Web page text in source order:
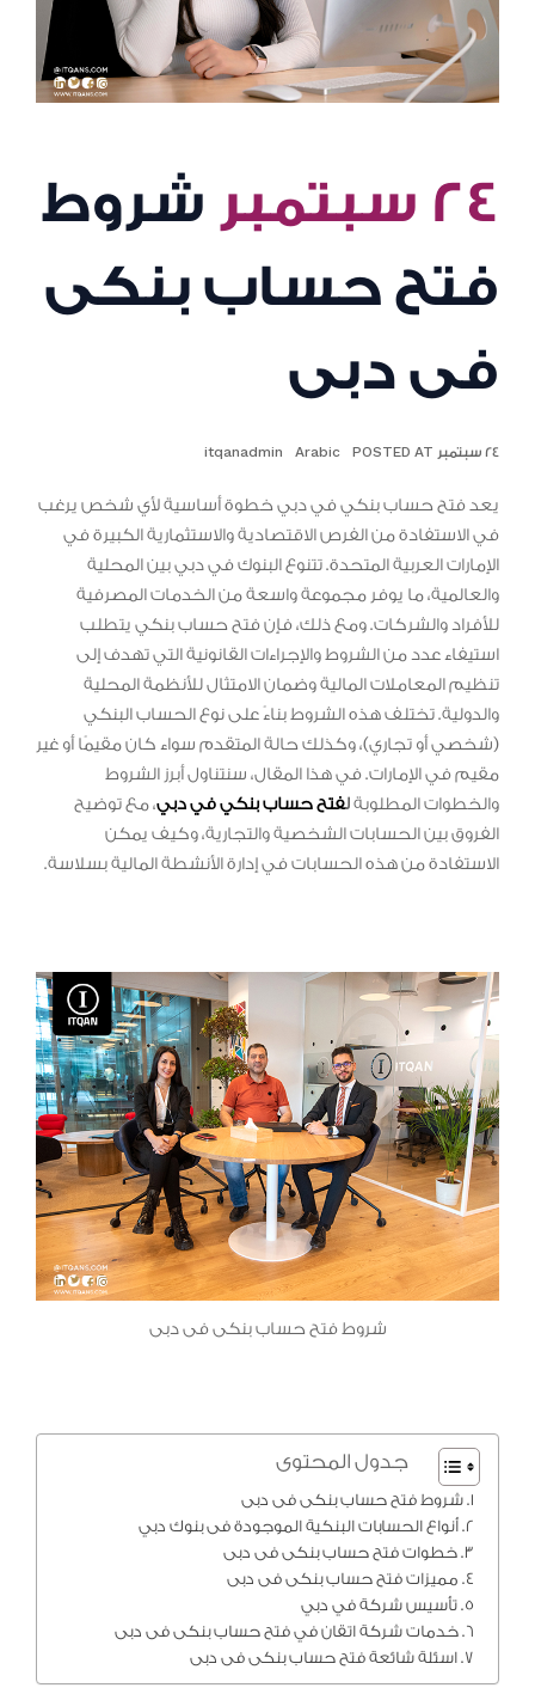
٢٤ سبتمبر
شروط
فتح حساب بنكى
فى دبى
٢٤ سبتمبر POSTED AT Arabic
itqanadmin
يعد فتح حساب بنكي في دبي خطوة أساسية لأي شخص يرغب
في الاستفادة من الفرص الاقتصادية والاستثمارية الكبيرة في
الإمارات العربية المتحدة. تتنوع البنوك في دبي بين المحلية
والعالمية، ما يوفر مجموعة واسعة من الخدمات المصرفية
للأفراد والشركات. ومع ذلك، فإن فتح حساب بنكي يتطلب
استيفاء عدد من الشروط والإجراءات القانونية التي تهدف إلى
تنظيم المعاملات المالية وضمان الامتثال للأنظمة المحلية
والدولية. تختلف هذه الشروط بناءً على نوع الحساب البنكي
(شخصي أو تجاري)، وكذلك حالة المتقدم سواء كان مقيمًا أو غير
مقيم في الإمارات. في هذا المقال، سنتناول أبرز الشروط
والخطوات المطلوبةلفتح حساب بنكي في دبي، مع توضيح
الفروق بين الحسابات الشخصية والتجارية، وكيف يمكن
الاستفادة من هذه الحسابات في إدارة الأنشطة المالية بسلاسة.
شروط فتح حساب بنكى فى دبى
جدول المحتوى
شروط فتح حساب بنكى فى دبى
أنواع الحسابات البنكية الموجودة فى بنوك دبي
خطوات فتح حساب بنكى فى دبى
مميزات فتح حساب بنكى فى دبى
تأسيس شركة في دبي
خدمات شركة اتقان في فتح حساب بنكى فى دبى
اسئلة شائعة فتح حساب بنكى فى دبى